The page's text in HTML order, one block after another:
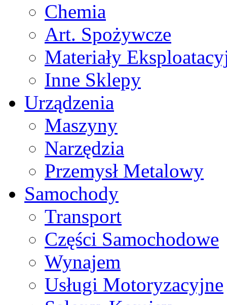
Chemia
Art. Spożywcze
Materiały
Inne Sklepy
Urządzenia
Maszyny
Narzędzia
Przemysł Metalowy
Samochody
Transport
Części Samochodowe
Wynajem
Usługi Motoryzacyjne